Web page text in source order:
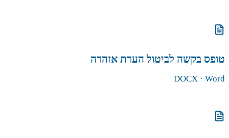
טופס בקשה לביטול הערת אזהרה
DOCX · Word